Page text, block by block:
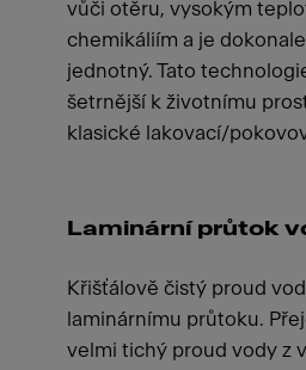
vůči otěru, vysokým
chemikáliím a je
jednotný. Tato
šetrnější k životnímu
klasické lakovací/
Laminární průtok
Křišťálově čistý proud
laminárnímu průtoku.
velmi tichý proud vody z